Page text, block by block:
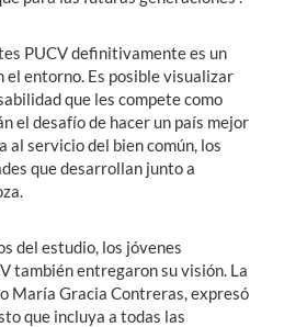
PUCV definitivamente es un
el entorno. Es posible visualizar
que les compete como
el desafío de hacer un país mejor
al servicio del bien común, los
que desarrollan junto a
del estudio, los jóvenes
también entregaron su visión. La
María Gracia Contreras, expresó
que incluya a todas las